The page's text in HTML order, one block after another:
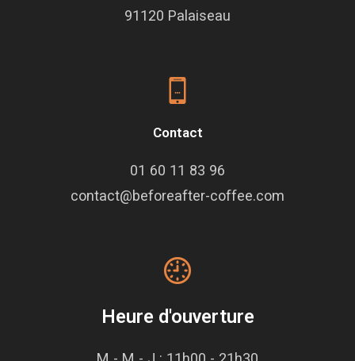
91120 Palaiseau
Contact
01 60 11 83 96
contact@beforeafter-coffee.com
Heure d'ouverture